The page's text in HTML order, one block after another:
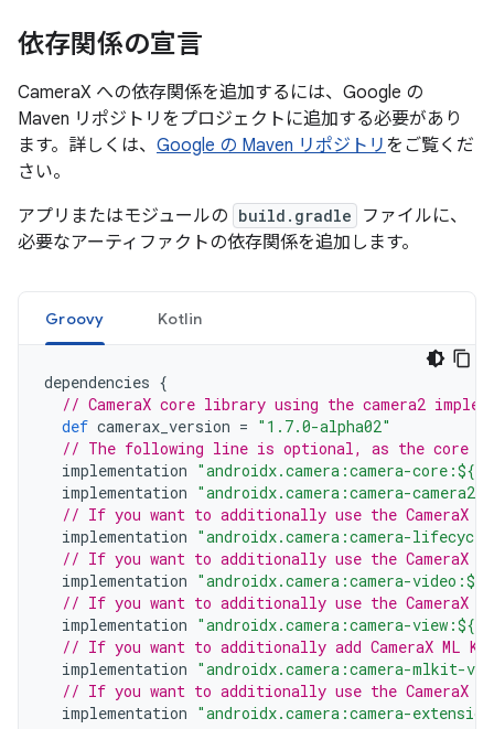
依存関係の宣言
CameraX への依存関係を追加するには、Google の
Maven リポジトリをプロジェクトに追加する必要があり
ます。詳しくは、 Google の Maven リポジトリ をご覧くだ
さい。
アプリまたはモジュールの build.gradle
ファイルに、
必要なアーティファクトの依存関係を追加します。
Groovy Kotlin
dependencies {
// CameraX core library using the camera2
def camerax_version = "1.7.0-alpha02"
// The following line is optional, as the core
implementation "androidx.camera:camera-
implementation "androidx.camera:camera-
// If you want to additionally use the CameraX
implementation "androidx.camera:camera-
// If you want to additionally use the CameraX
implementation "androidx.camera:camera-
// If you want to additionally use the CameraX
implementation "androidx.camera:camera-
// If you want to additionally add CameraX ML
implementation "androidx.camera:camera-mlkit-
// If you want to additionally use the CameraX
implementation "androidx.camera:camera-